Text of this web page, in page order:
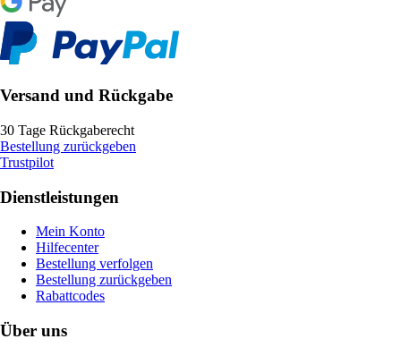
Versand und Rückgabe
30 Tage Rückgaberecht
Bestellung zurückgeben
Trustpilot
Dienstleistungen
Mein Konto
Hilfecenter
Bestellung verfolgen
Bestellung zurückgeben
Rabattcodes
Über uns